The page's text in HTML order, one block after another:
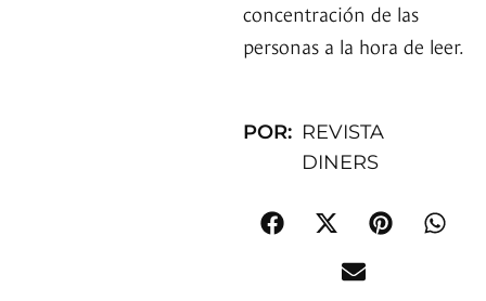
concentración de las
personas a la hora de leer.
POR: REVISTA
DINERS